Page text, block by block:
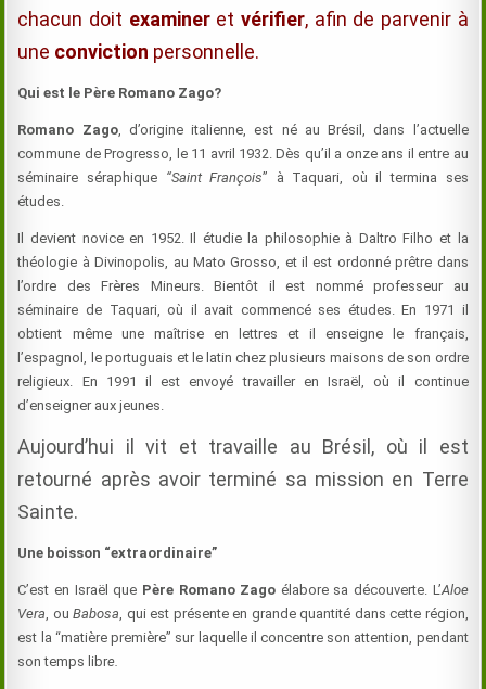
chacun doit examiner etvérifier, afin de parvenir à
une conviction personnelle.
Qui est le Père Romano Zago?
Romano Zago, d’origine italienne, est né au Brésil, dans l’actuelle
commune de Progresso, le 11 avril 1932. Dès qu’il a onze ans il entre au
séminaire séraphique “Saint François” à Taquari, où il termina ses
études.
Il devient novice en 1952. Il étudie la philosophie à Daltro Filho et la
théologie à Divinopolis, au Mato Grosso, et il est ordonné prêtre dans
l’ordre des Frères Mineurs. Bientôt il est nommé professeur au
séminaire de Taquari, où il avait commencé ses études. En 1971 il
obtient même une maîtrise en lettres et il enseigne le français,
l’espagnol, le portuguais et le latin chez plusieurs maisons de son ordre
religieux. En 1991 il est envoyé travailler en Israël, où il continue
d’enseigner aux jeunes.
Aujourd’hui il vit et travaille au Brésil, où il est
retourné après avoir terminé sa mission en Terre
Sainte.
Une boisson “extraordinaire”
C’est en Israël que Père Romano Zago élabore sa découverte. L’Aloe
Vera , ouBabosa , qui est présente en grande quantité dans cette région,
est la “matière première” sur laquelle il concentre son attention, pendant
son temps libre.